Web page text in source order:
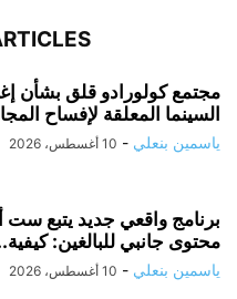
مجتمع كولورادو قلق بشأن
السينما المعلقة لإفساح
ياسمين بنعلي - 10 أغسطس، 2026
برنامج واقعي جديد يتبع ست
محتوى جانبي للبالغين:
ياسمين بنعلي - 10 أغسطس، 2026